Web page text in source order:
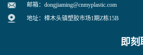
邮箱： dongjiaming@cnmyplastic.com
地址：樟木头镇塑胶市场1期Z栋15B
即刻